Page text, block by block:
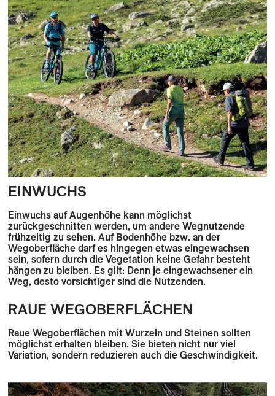
EINWUCHS
Einwuchs auf Augenhöhe kann möglichst
zurückgeschnitten werden, um andere Wegnutzende
frühzeitig zu sehen. Auf Bodenhöhe bzw. an der
Wegoberfläche darf es hingegen etwas eingewachsen
sein, sofern durch die Vegetation keine Gefahr besteht
hängen zu bleiben. Es gilt: Denn je eingewachsener ein
Weg, desto vorsichtiger sind die Nutzenden.
RAUE WEGOBERFLÄCHEN
Raue Wegoberflächen mit Wurzeln und Steinen sollten
möglichst erhalten bleiben. Sie bieten nicht nur viel
Variation, sondern reduzieren auch die Geschwindigkeit.